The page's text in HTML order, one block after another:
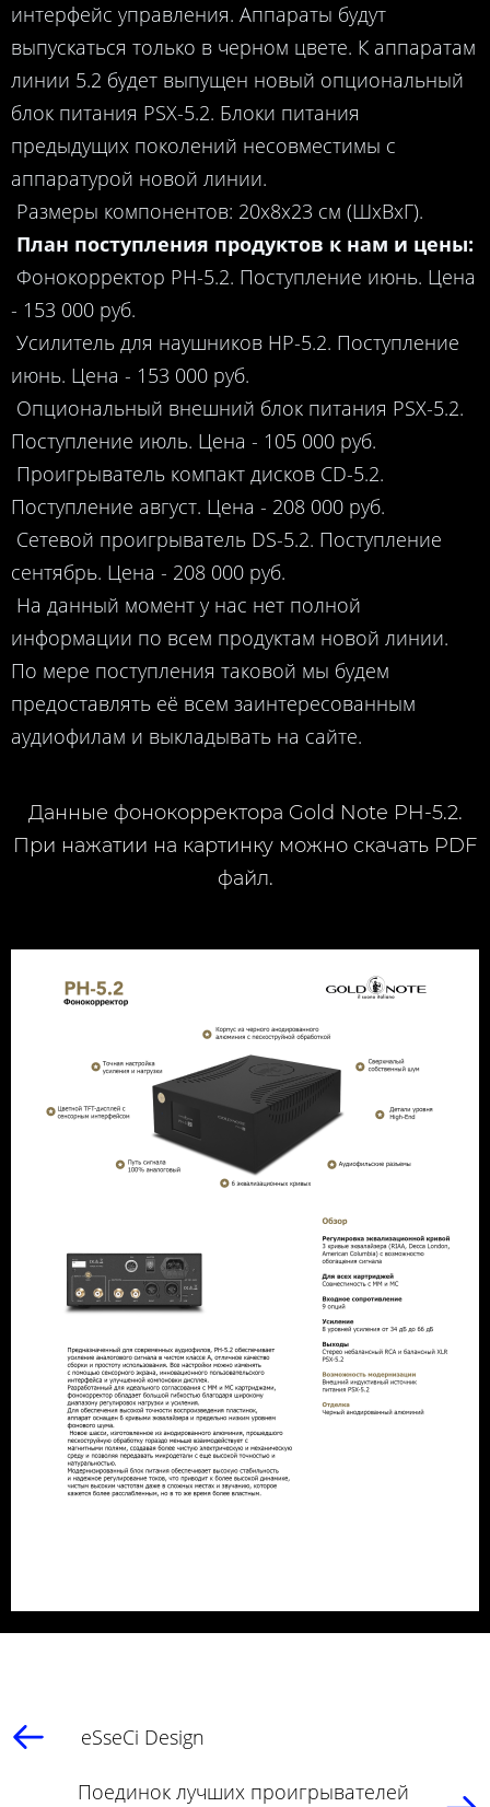
интерфейс управления. Аппараты будут
выпускаться только в черном цвете. К аппаратам
линии 5.2 будет выпущен новый опциональный
блок питания PSX-5.2. Блоки питания
предыдущих поколений несовместимы с
аппаратурой новой линии.
Размеры компонентов: 20х8х23 см (ШхВхГ).
План поступления продуктов к нам и цены:
Фонокорректор PH-5.2. Поступление июнь. Цена
- 153 000 руб.
Усилитель для наушников HP-5.2. Поступление
июнь. Цена - 153 000 руб.
Опциональный внешний блок питания PSX-5.2.
Поступление июль. Цена - 105 000 руб.
Проигрыватель компакт дисков CD-5.2.
Поступление август. Цена - 208 000 руб.
Сетевой проигрыватель DS-5.2. Поступление
сентябрь. Цена - 208 000 руб.
На данный момент у нас нет полной
информации по всем продуктам новой линии.
По мере поступления таковой мы будем
предоставлять её всем заинтересованным
аудиофилам и выкладывать на сайте.
Данные фонокорректора Gold Note PH-5.2.
При нажатии на картинку можно скачать PDF
файл.
eSseCi Design
Поединок лучших проигрывателей